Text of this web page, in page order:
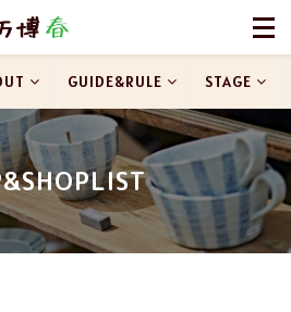
GUIDE&RULE STAGE